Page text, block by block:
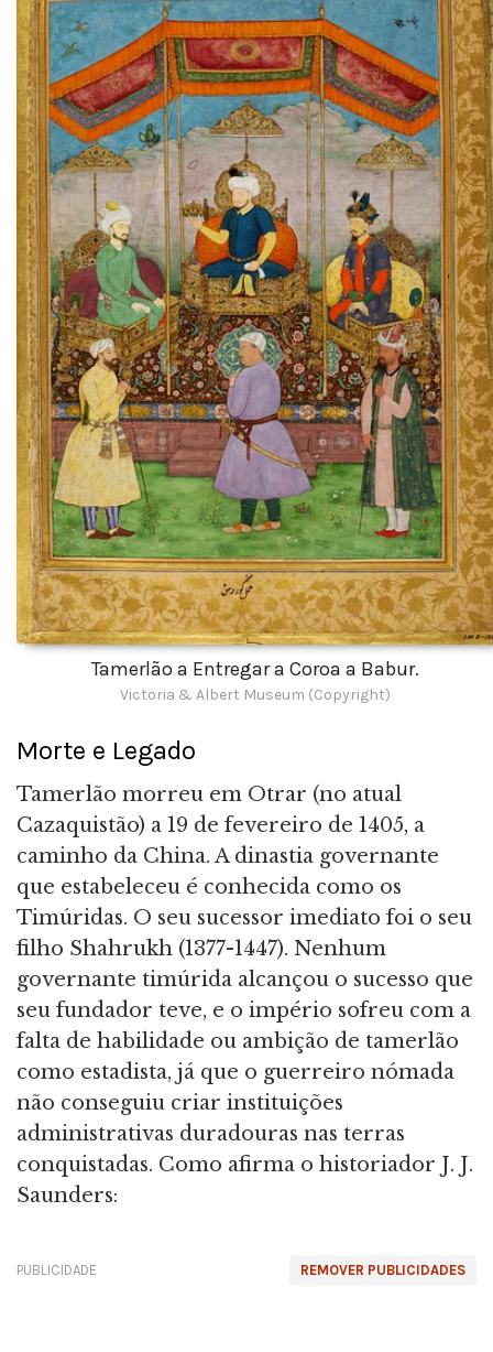
Tamerlão a Entregar a Coroa a Babur.
Victoria & Albert Museum (Copyright)
Morte e Legado
Tamerlão morreu em Otrar (no atual
Cazaquistão) a 19 de fevereiro de 1405, a
caminho da China. A dinastia governante
que estabeleceu é conhecida como os
Timúridas. O seu sucessor imediato foi o seu
filho Shahrukh (1377-1447). Nenhum
governante timúrida alcançou o sucesso que
seu fundador teve, e o império sofreu com a
falta de habilidade ou ambição de tamerlão
como estadista, já que o guerreiro nómada
não conseguiu criar instituições
administrativas duradouras nas terras
conquistadas. Como afirma o historiador J. J.
Saunders:
REMOVER PUBLICIDADES
PUBLICIDADE